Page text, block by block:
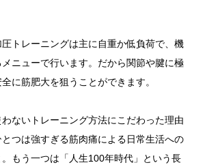
トレーニングは主に自重か低負荷で、機
ニューで行います。だから関節や腱に極
に筋肥大を狙うことができます。
ないトレーニング方法にこだわった理由
つは強すぎる筋肉痛による日常生活への
もう一つは「人生100年時代」という長